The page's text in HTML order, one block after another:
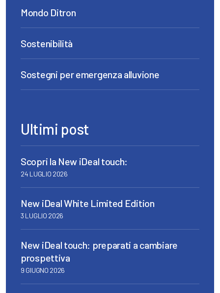
Mondo Ditron
Sostenibilità
Sostegni per emergenza alluvione
Ultimi post
Scopri la New iDeal touch:
24 LUGLIO 2026
New iDeal White Limited Edition
3 LUGLIO 2026
New iDeal touch: preparati a cambiare
prospettiva
9 GIUGNO 2026